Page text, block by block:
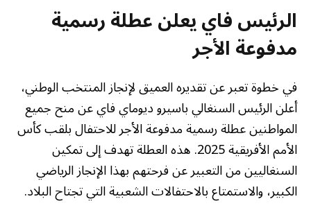
الرئيس فاي يعلن عطلة رسمية
مدفوعة الأجر
في خطوة تعبر عن تقديره العميق لإنجاز المنتخب الوطني،
أعلن الرئيس السنغالي باسيرو ديوماي فاي عن منح جميع
المواطنين عطلة رسمية مدفوعة الأجر للاحتفال بلقب كأس
الأمم الأفريقية 2025. هذه العطلة تهدف إلى تمكين
السنغاليين من التعبير عن فرحتهم بهذا الإنجاز الرياضي
الكبير، والاستمتاع بالاحتفالات الشعبية التي تجتاح البلاد.